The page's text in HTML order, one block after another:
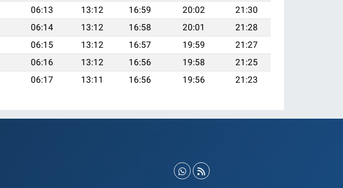
06:13 13:12 16:59 20:02
21:30
06:14 13:12 16:58 20:01
21:28
06:15 13:12 16:57 19:59
21:27
06:16 13:12 16:56 19:58
21:25
06:17 13:11 16:56 19:56 21:23